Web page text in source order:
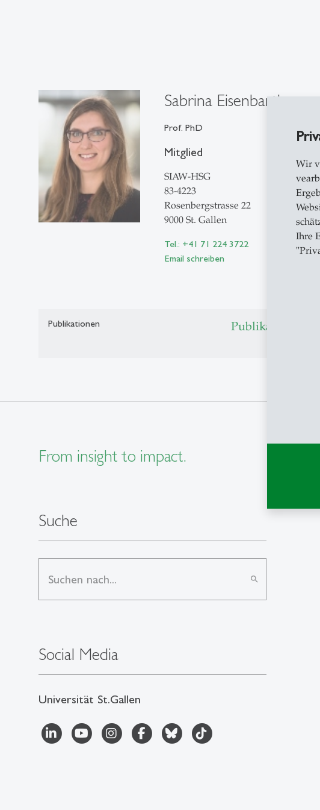
Wir
Ihre
Sabrina Eisenbarth
Prof. PhD
Mitglied
SIAW-HSG
83-4223
Rosenbergstrasse 22
9000 St. Gallen
Tel.: +41 71 224 3722
Email schreiben
Publikationen Publikationen
From insight to impact.
Suche
search
Social Media
Universität St.Gallen